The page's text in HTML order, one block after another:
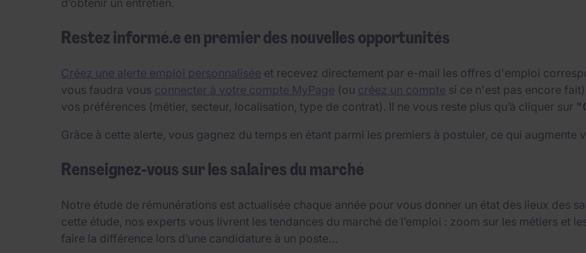
d’obtenir un entretien.
Restez informé.e en premier des nouvelles opportunités
Créez une alerte emploi personnalisée et recevez directement par e-mail les offres d'emploi
vous faudra vous connecter à votre compte MyPage (ou créez un compte si ce n'est pas encore
vos préférences (métier, secteur, localisation, type de contrat). Il ne vous reste plus qu’à cliquer sur
Grâce à cette alerte, vous gagnez du temps en étant parmi les premiers à postuler, ce qui augmente
Renseignez-vous sur les salaires du marché
Notre étude de rémunérations est actualisée chaque année pour vous donner un état des lieux des
cette étude, nos experts vous livrent les tendances du marché de l’emploi : zoom sur les métiers et
faire la différence lors d’une candidature à un poste…